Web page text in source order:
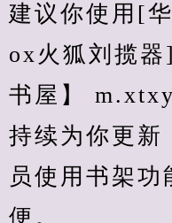
建议你使用[
ox火狐刘揽
书屋】
持续为你更新
员使用书架功
便。